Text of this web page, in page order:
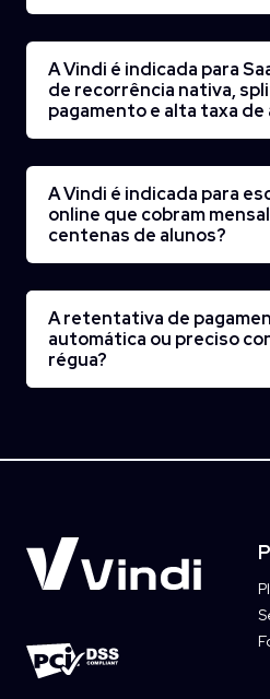
A Vindi é indicada para
de recorrência nativa,
pagamento e alta taxa de
A Vindi é indicada para
online que cobram
centenas de alunos?
A retentativa de
automática ou preciso
régua?